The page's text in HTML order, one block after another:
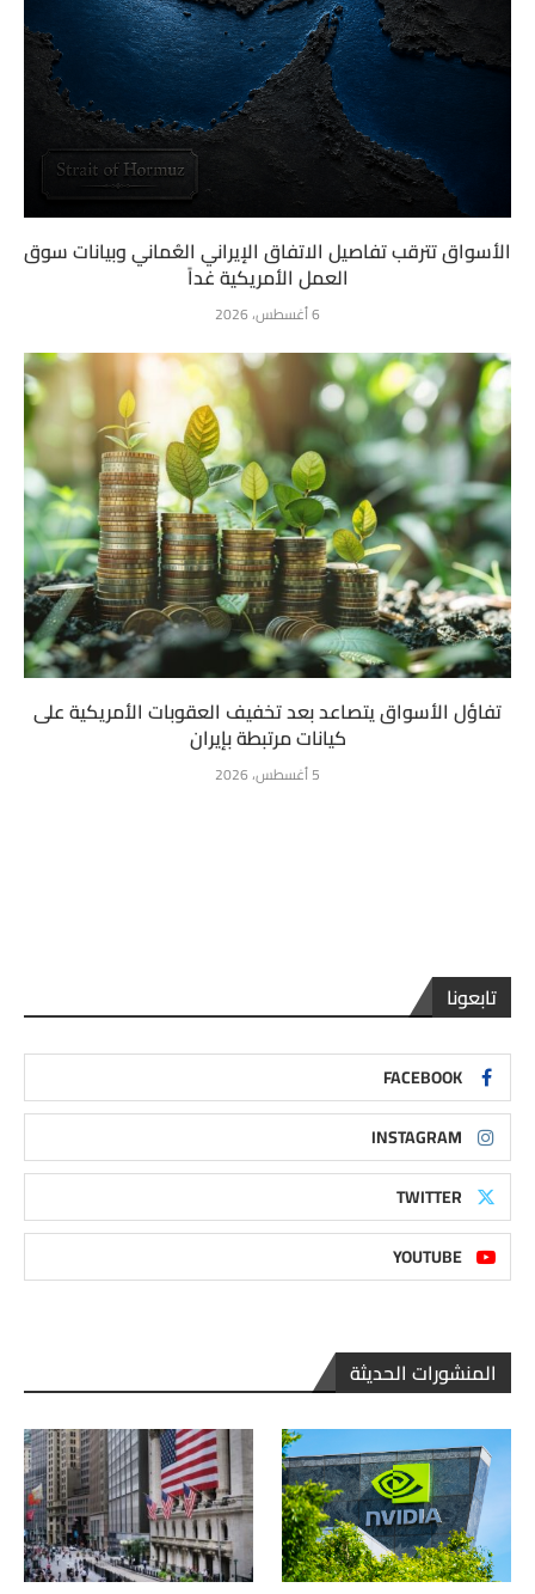
الأسواق تترقب تفاصيل الاتفاق الإيراني العُماني وبيانات سوق
العمل الأمريكية غداً
6 أغسطس، 2026
تفاؤل الأسواق يتصاعد بعد تخفيف العقوبات الأمريكية على
كيانات مرتبطة بإيران
5 أغسطس، 2026
تابعونا
FACEBOOK
INSTAGRAM
TWITTER
YOUTUBE
المنشورات الحديثة